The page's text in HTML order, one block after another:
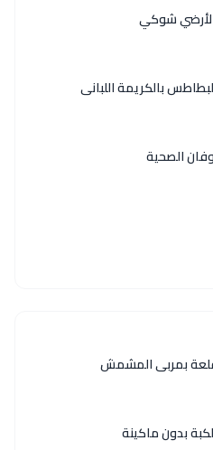
شوكي
بالكريمة اللبانى
الصحية
بمربى المشمش
بدون ماكينة